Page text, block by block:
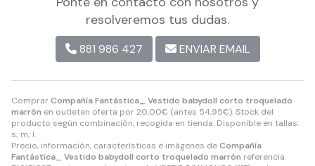
ComprarCompañía Fantástica_ Vestido babydoll corto troquelado
marrón en outleten oferta por20,00€ (antes 54,95€). Stock del
producto según combinación, recogida en tienda. Disponible en tallas:
s; m; l.
Precio, información, características e imágenes deCompañía
Fantástica_ Vestido babydoll corto troquelado marrón referencia
resolveremos tus dudas.
881 986 427 ENVIAR EMAIL